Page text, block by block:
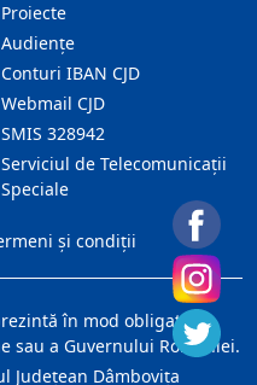
Proiecte
Audienţe
Conturi IBAN CJD
Webmail CJD
SMIS 328942
Serviciul de Telecomunicații
Speciale
și condiții
în mod obligatoriu
sau a Guvernului României.
Judeţean Dâmboviţa